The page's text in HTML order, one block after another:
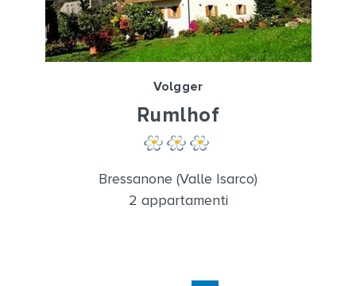
Volgger
Rumlhof
Bressanone (Valle Isarco)
2 appartamenti